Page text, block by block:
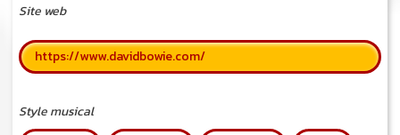
Site web
https://www.davidbowie.com/
Style musical